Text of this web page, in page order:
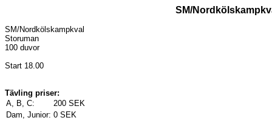
SM/
SM/Nordkölskampkval
Storuman
100 duvor
Start 18.00
Tävling priser:
A, B, C:
200 SEK
Dam, Junior: 0 SEK